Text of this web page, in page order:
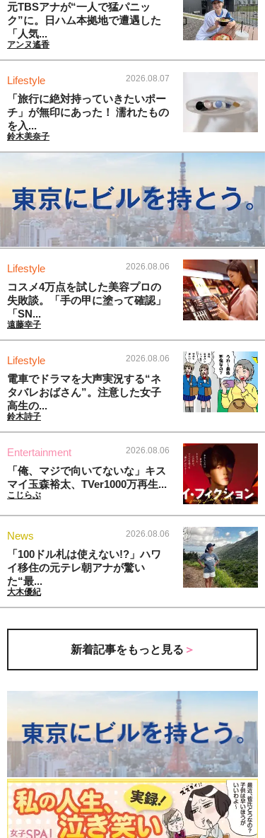
元TBSアナが“一人で猛パニッ
ク”に。日ハム本拠地で遭遇した
「人気...
アンヌ遙香
Lifestyle 2026.08.07
「旅行に絶対持っていきたいポー
チ」が無印にあった！ 濡れたもの
を入...
鈴木美奈子
Lifestyle 2026.08.06
コスメ4万点を試した美容プロの
失敗談。「手の甲に塗って確認」
「SN...
遠藤幸子
Lifestyle 2026.08.06
電車でドラマを大声実況する“ネ
タバレおばさん”。注意した女子
高生の...
鈴木詩子
Entertainment 2026.08.06
「俺、マジで向いてないな」キス
マイ玉森裕太、TVer1000万再生...
こじらぶ
News 2026.08.06
「100ドル札は使えない!?」ハワ
イ移住の元テレ朝アナが驚い
た“最...
大木優紀
新着記事をもっと見る